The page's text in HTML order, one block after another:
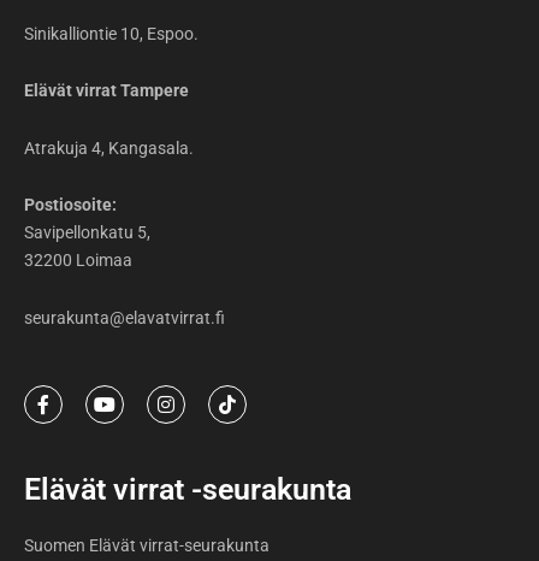
Sinikalliontie 10, Espoo.
Elävät virrat Tampere
Atrakuja 4, Kangasala.
Postiosoite:
Savipellonkatu 5,
32200 Loimaa
seurakunta@elavatvirrat.fi
F
a
b
o
-
Y
o
b
I
n
g
m
T
i
k
Elävät virrat -seurakunta
Suomen Elävät virrat-seurakunta